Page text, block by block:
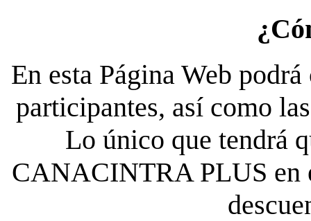
En esta Página Web
participantes, así como
Lo único que tendrá
CANACINTRA PLUS en